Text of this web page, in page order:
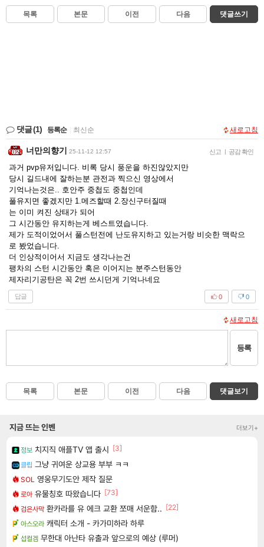
목록 본문 이전 다음 댓글쓰기
댓글(1) 등록순 최신순 새로고침
너만의향기 25-11-12 12:57 신고 | 공감 확인
과거 pvp유저입니다. 비록 당시 풍운을 하진않았지만
당시 길드내에 잘하는분 관전과 찍으신 영상에서
기억나는것은.. 호안주 중첩도 중첩인데
풀유지면 좋겠지만 1.메즈할때 2.장신구터질때
는 이미 켜진 상태가 되어
그 시간동안 유지하는게 베스트였습니다.
제가 도적이었어서 풀스턴전에 난도유지하고 있는거랑 비슷한 맥락으
로 봤었습니다.
더 인상적이어서 지금도 생각나는건
팽차의 스턴 시간동안 혹은 이어지는 분주스턴동안
제자리기공탄은 꼭 2번 쓰시던게 기억나네요
답글 0
0
새로고침
등록
목록 본문 이전 다음 댓글보기
지금 뜨는 인벤 더보기+
정보 치지직 애플TV 앱 출시 [3]
클립 그냥 귀여운 상교용 부부 ㅋㅋ
SOL 영웅무기도안 제작 질문
로아 유물칭호 따왔습니다 [73]
검은사막 환카라를 유 에크 교환 쪼매 서운함.. [22]
아스오라 캐릭터 소개 - 카가미하라 하루
섭컬겜 무한대 아난타 유출과 앞으로의 예상 (루머)